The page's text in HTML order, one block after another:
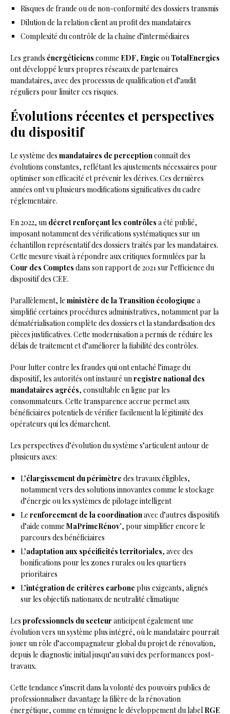
Risques de fraude ou de non-conformité des dossiers transmis
Dilution de la relation client au profit des mandataires
Complexité du contrôle de la chaîne d’intermédiaires
Les grands énergéticiens comme EDF, Engie ou TotalEnergies
ont développé leurs propres réseaux de partenaires
mandataires, avec des processus de qualification et d’audit
réguliers pour limiter ces risques.
Évolutions récentes et perspectives
du dispositif
Le système des mandataires de perceptionconnaît des
évolutions constantes, reflétant les ajustements nécessaires pour
optimiser son efficacité et prévenir les dérives. Ces dernières
années ont vu plusieurs modifications significatives du cadre
réglementaire.
En 2022, un décret renforçant les contrôles a été publié,
imposant notamment des vérifications systématiques sur un
échantillon représentatif des dossiers traités par les mandataires.
Cette mesure visait à répondre aux critiques formulées par la
Cour des Comptes dans son rapport de 2021 sur l’efficience du
dispositif des CEE.
Parallèlement, le ministère de la Transition écologique a
simplifié certaines procédures administratives, notamment par la
dématérialisation complète des dossiers et la standardisation des
pièces justificatives. Cette modernisation a permis de réduire les
délais de traitement et d’améliorer la fiabilité des contrôles.
Pour lutter contre les fraudes qui ont entaché l’image du
dispositif, les autorités ont instauré un registre national des
mandataires agréés, consultable en ligne par les
consommateurs. Cette transparence accrue permet aux
bénéficiaires potentiels de vérifier facilement la légitimité des
opérateurs qui les démarchent.
Les perspectives d’évolution du système s’articulent autour de
plusieurs axes:
L’élargissement du périmètre des travaux éligibles,
notamment vers des solutions innovantes comme le stockage
d’énergie ou les systèmes de pilotage intelligent
Le renforcement de la coordinationavec d’autres dispositifs
d’aide comme MaPrimeRénov’, pour simplifier encore le
parcours des bénéficiaires
L’adaptation aux spécificités territoriales, avec des
bonifications pour les zones rurales ou les quartiers
prioritaires
L’intégration de critères carbone plus exigeants, alignés
sur les objectifs nationaux de neutralité climatique
Les professionnels du secteur anticipent également une
évolution vers un système plus intégré, où le mandataire pourrait
jouer un rôle d’accompagnateur global du projet de rénovation,
depuis le diagnostic initial jusqu’au suivi des performances post-
travaux.
Cette tendance s’inscrit dans la volonté des pouvoirs publics de
professionnaliser davantage la filière de la rénovation
énergétique, comme en témoigne le développement du label RGE